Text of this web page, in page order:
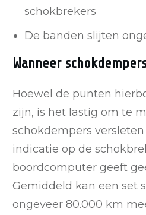
schokbrekers
De banden slijten
Wanneer
Hoewel de punten
zijn, is het lastig om te
schokdempers
indicatie op de
boordcomputer geeft
Gemiddeld kan een set
ongeveer 80.000 km